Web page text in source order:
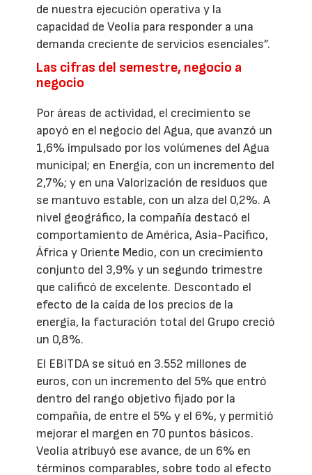
de nuestra ejecución operativa y la
capacidad de Veolia para responder a una
demanda creciente de servicios esenciales”.
Las cifras del semestre, negocio a
negocio
Por áreas de actividad, el crecimiento se
apoyó en el negocio del Agua, que avanzó un
1,6% impulsado por los volúmenes del Agua
municipal; en Energía, con un incremento del
2,7%; y en una Valorización de residuos que
se mantuvo estable, con un alza del 0,2%. A
nivel geográfico, la compañía destacó el
comportamiento de América, Asia-Pacífico,
África y Oriente Medio, con un crecimiento
conjunto del 3,9% y un segundo trimestre
que calificó de excelente. Descontado el
efecto de la caída de los precios de la
energía, la facturación total del Grupo creció
un 0,8%.
El EBITDA se situó en 3.552 millones de
euros, con un incremento del 5% que entró
dentro del rango objetivo fijado por la
compañía, de entre el 5% y el 6%, y permitió
mejorar el margen en 70 puntos básicos.
Veolia atribuyó ese avance, de un 6% en
términos comparables, sobre todo al efecto